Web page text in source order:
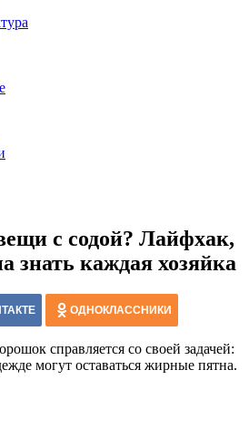
с содой? Лайфхак,
знать каждая хозяйка
ОДНОКЛАССНИКИ
справляется со своей задачей:
могут оставаться жирные пятна.